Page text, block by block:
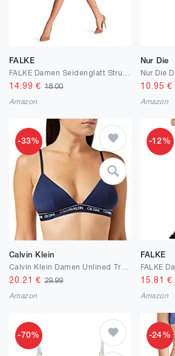
FALKE
14.99 €18.00
Amazon
Nur Die
10.95 €
Amazon
-33%
Calvin Klein
Calvin Klein Damen Unlined Triangle BH
20.21 €29.99
Amazon
-12%
FALKE
15.81 €
Amazon
-70% -24%